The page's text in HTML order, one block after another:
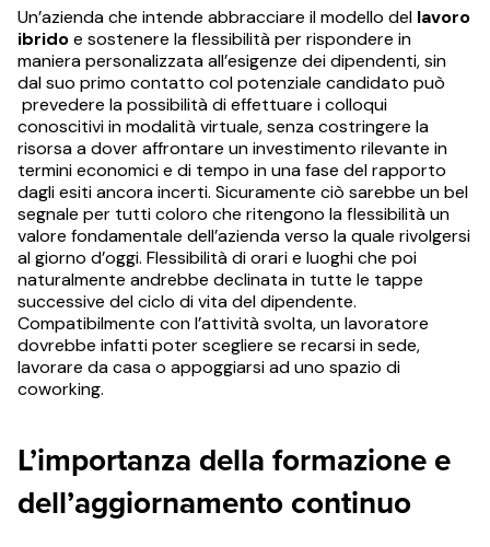
Un’azienda che intende abbracciare il modello del lavoro
ibridoe sostenere la flessibilità per rispondere in
maniera personalizzata all’esigenze dei dipendenti, sin
dal suo primo contatto col potenziale candidato può
prevedere la possibilità di effettuare i colloqui
conoscitivi in modalità virtuale, senza costringere la
risorsa a dover affrontare un investimento rilevante in
termini economici e di tempo in una fase del rapporto
dagli esiti ancora incerti. Sicuramente ciò sarebbe un bel
segnale per tutti coloro che ritengono la flessibilità un
valore fondamentale dell’azienda verso la quale rivolgersi
al giorno d’oggi. Flessibilità di orari e luoghi che poi
naturalmente andrebbe declinata in tutte le tappe
successive del ciclo di vita del dipendente.
Compatibilmente con l’attività svolta, un lavoratore
dovrebbe infatti poter scegliere se recarsi in sede,
lavorare da casa o appoggiarsi ad uno spazio di
coworking.
L’importanza della formazione e
dell’aggiornamento continuo